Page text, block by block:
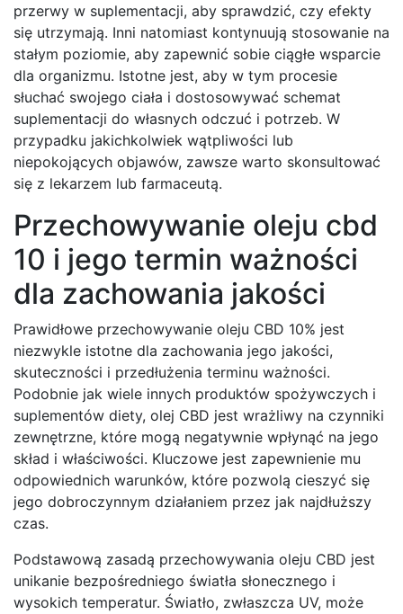
przerwy w suplementacji, aby sprawdzić, czy efekty
się utrzymają. Inni natomiast kontynuują stosowanie na
stałym poziomie, aby zapewnić sobie ciągłe wsparcie
dla organizmu. Istotne jest, aby w tym procesie
słuchać swojego ciała i dostosowywać schemat
suplementacji do własnych odczuć i potrzeb. W
przypadku jakichkolwiek wątpliwości lub
niepokojących objawów, zawsze warto skonsultować
się z lekarzem lub farmaceutą.
Przechowywanie oleju cbd
10 i jego termin ważności
dla zachowania jakości
Prawidłowe przechowywanie oleju CBD 10% jest
niezwykle istotne dla zachowania jego jakości,
skuteczności i przedłużenia terminu ważności.
Podobnie jak wiele innych produktów spożywczych i
suplementów diety, olej CBD jest wrażliwy na czynniki
zewnętrzne, które mogą negatywnie wpłynąć na jego
skład i właściwości. Kluczowe jest zapewnienie mu
odpowiednich warunków, które pozwolą cieszyć się
jego dobroczynnym działaniem przez jak najdłuższy
czas.
Podstawową zasadą przechowywania oleju CBD jest
unikanie bezpośredniego światła słonecznego i
wysokich temperatur. Światło, zwłaszcza UV, może